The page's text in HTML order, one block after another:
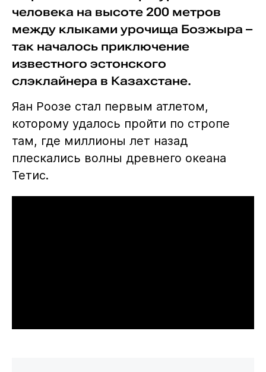
человека на высоте 200 метров
между клыками урочища Бозжыра –
так началось приключение
известного эстонского
слэклайнера в Казахстане.
Яан Роозе стал первым атлетом,
которому удалось пройти по стропе
там, где миллионы лет назад
плескались волны древнего океана
Тетис.